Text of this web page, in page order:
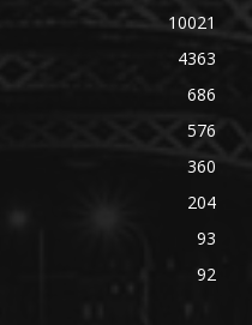
10021
4363
686
576
360
204
93
92